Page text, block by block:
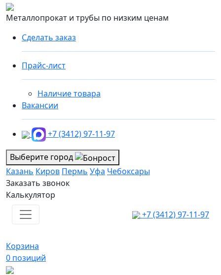
Металлопрокат и трубы по низким ценам
Сделать заказ
Прайс-лист
Наличие товара
Вакансии
+7 (3412) 97-11-97
Выберите город
Казань Киров Пермь Уфа Чебоксары
Заказать звонок
Калькулятор
+7 (3412) 97-11-97
Корзина
0 позиций